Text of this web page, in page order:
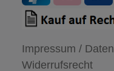
Impressum /
Widerrufsrecht